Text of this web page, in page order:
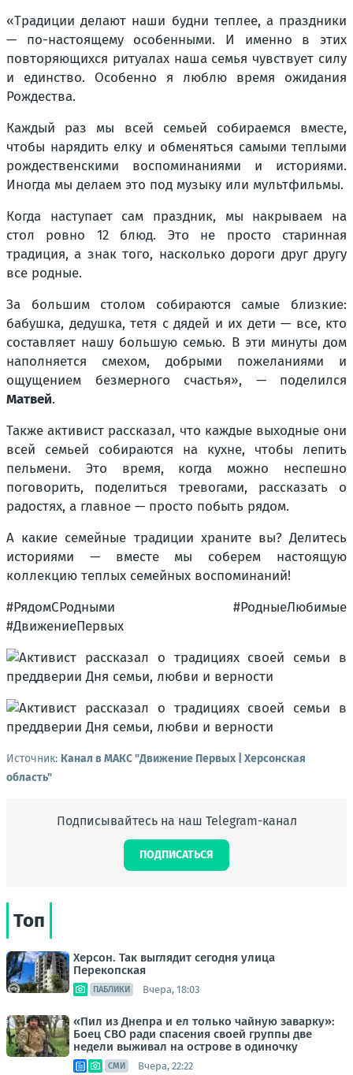
«Традиции делают наши будни теплее, а праздники
— по-настоящему особенными. И именно в этих
повторяющихся ритуалах наша семья чувствует силу
и единство. Особенно я люблю время ожидания
Рождества.
Каждый раз мы всей семьей собираемся вместе,
чтобы нарядить елку и обменяться самыми теплыми
рождественскими воспоминаниями и историями.
Иногда мы делаем это под музыку или мультфильмы.
Когда наступает сам праздник, мы накрываем на
стол ровно 12 блюд. Это не просто старинная
традиция, а знак того, насколько дороги друг другу
все родные.
За большим столом собираются самые близкие:
бабушка, дедушка, тетя с дядей и их дети — все, кто
составляет нашу большую семью. В эти минуты дом
наполняется смехом, добрыми пожеланиями и
ощущением безмерного счастья», — поделился
Матвей.
Также активист рассказал, что каждые выходные они
всей семьей собираются на кухне, чтобы лепить
пельмени. Это время, когда можно неспешно
поговорить, поделиться тревогами, рассказать о
радостях, а главное — просто побыть рядом.
А какие семейные традиции храните вы? Делитесь
историями — вместе мы соберем настоящую
коллекцию теплых семейных воспоминаний!
#РядомСРодными #РодныеЛюбимые
#ДвижениеПервых
Источник: Канал в МАКС "Движение Первых | Херсонская
область"
Подписывайтесь на наш Telegram-канал
ПОДПИСАТЬСЯ
Топ
Херсон. Так выглядит сегодня улица
Перекопская
ПАБЛИКИ Вчера, 18:03
«Пил из Днепра и ел только чайную заварку»:
Боец СВО ради спасения своей группы две
недели выживал на острове в одиночку
СМИ Вчера, 22:22